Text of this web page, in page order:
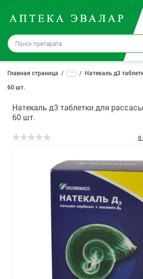
Москва→
12 аптек
Доставка и оплата
Способ получения:
не выбран,
Изделия медицинского назначения
Планирование семьи
Главная страница ...
Натекаль д3
60 шт.
Натекаль д3 таблетки для
60 шт.
0